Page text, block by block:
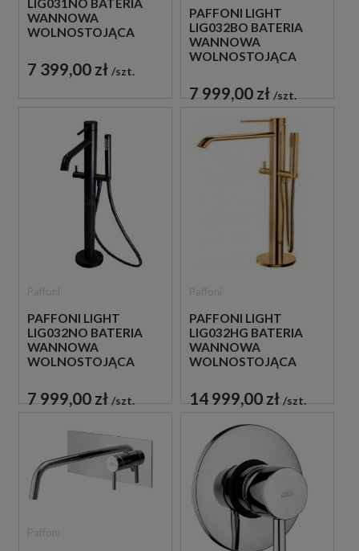
LIG031NO BATERIA
WANNOWA
WOLNOSTOJĄCA
7 399,00 zł szt.
PAFFONI LIGHT
LIG032BO BATERIA
WANNOWA
WOLNOSTOJĄCA
7 999,00 zł szt.
PAFFONI LIGHT
LIG032NO BATERIA
WANNOWA
WOLNOSTOJĄCA
7 999,00 zł szt.
PAFFONI LIGHT
LIG032HG BATERIA
WANNOWA
WOLNOSTOJĄCA
14 999,00 zł szt.